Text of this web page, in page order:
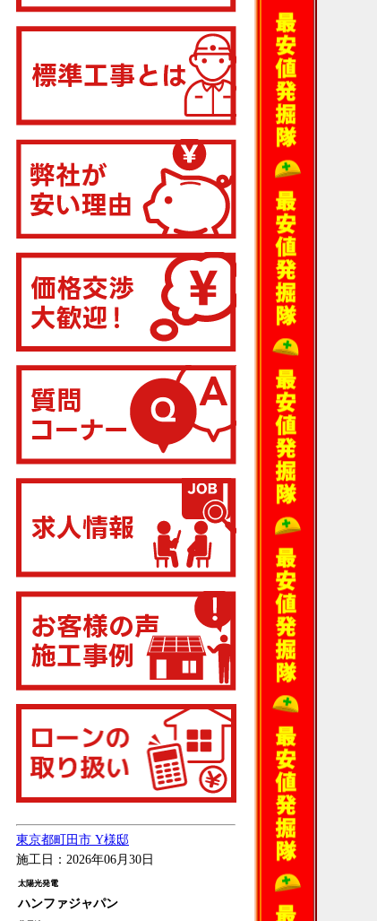
東京都町田市 Y様邸
施工日：2026年06月30日
太陽光発電
ハンファジャパン